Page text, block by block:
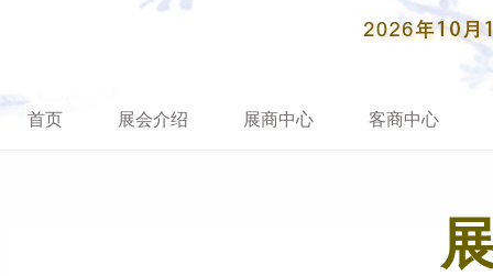
首页 展会介绍 展商中心 客商中心